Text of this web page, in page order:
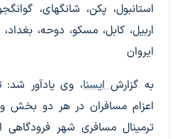
استانبول، پکن، شانگهای،
اربیل، کابل، مسکو، دوحه،
ایروان
به گزارشایسنا، وی یادآور شد:
اعزام مسافران در هر دو بخش
ترمینال مسافری شهر فرودگاهی